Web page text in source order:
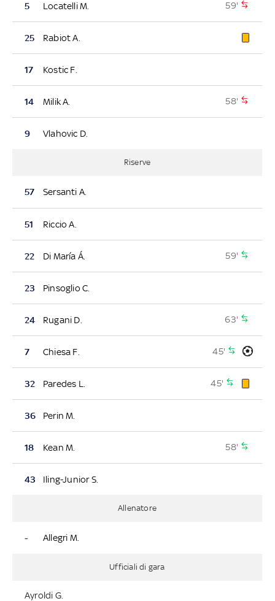
5 Locatelli M. 59'
25 Rabiot A.
17 Kostic F.
14 Milik A. 58'
9 Vlahovic D.
Riserve
57 Sersanti A.
51 Riccio A.
22 Di María Á. 59'
23 Pinsoglio C.
24 Rugani D. 63'
7 Chiesa F. 45'
32 Paredes L. 45'
36 Perin M.
18 Kean M. 58'
43 Iling-Junior S.
Allenatore
- Allegri M.
Ufficiali di gara
Ayroldi G.